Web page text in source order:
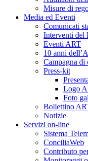
Misure di
Media ed Eventi
Comunicati
Interventi del
Eventi ART
10 anni
Campagna di
Press-kit
Logo
Foto
Bollettino
Notizie
Servizi on-line
Sistema
ConciliaWeb
Contributo